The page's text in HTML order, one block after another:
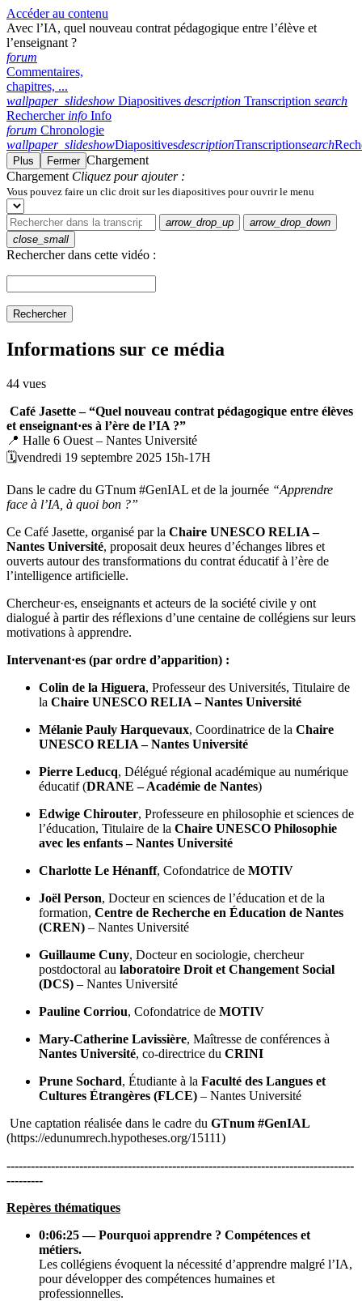
Accéder au contenu
Avec l’IA, quel nouveau contrat pédagogique entre l’élève et
l’enseignant ?
forum
Commentaires,
chapitres, ...
wallpaper_slideshow Diapositives description Transcription search
Rechercher info Info
forum Chronologie
wallpaper_slideshowDiapositivesdescriptionTranscriptionsearch
Plus Fermer Chargement
Chargement Cliquez pour ajouter :
Vous pouvez faire un clic droit sur les diapositives pour ouvrir le menu
arrow_drop_up
arrow_drop_down
close_small
Rechercher dans cette vidéo :
Rechercher
Informations sur ce média
44 vues
Café Jasette – “Quel nouveau contrat pédagogique entre élèves
et enseignant·es à l’ère de l’IA ?”
📍 Halle 6 Ouest – Nantes Université
🗓️vendredi 19 septembre 2025 15h-17H
Dans le cadre du GTnum #GenIAL et de la journée “Apprendre
face à l’IA, à quoi bon ?”
Ce Café Jasette, organisé par la Chaire UNESCO RELIA –
Nantes Université, proposait deux heures d’échanges libres et
ouverts autour des transformations du contrat éducatif à l’ère de
l’intelligence artificielle.
Chercheur·es, enseignants et acteurs de la société civile y ont
dialogué à partir des réflexions d’une centaine de collégiens sur leurs
motivations à apprendre.
Intervenant·es (par ordre d’apparition) :
Colin de la Higuera, Professeur des Universités, Titulaire de
la Chaire UNESCO RELIA – Nantes Université
Mélanie Pauly Harquevaux, Coordinatrice de la Chaire
UNESCO RELIA – Nantes Université
Pierre Leducq, Délégué régional académique au numérique
éducatif (DRANE – Académie de Nantes)
Edwige Chirouter, Professeure en philosophie et sciences de
l’éducation, Titulaire de la Chaire UNESCO Philosophie
avec les enfants – Nantes Université
Charlotte Le Hénanff, Cofondatrice de MOTIV
Joël Person, Docteur en sciences de l’éducation et de la
formation, Centre de Recherche en Éducation de Nantes
(CREN) – Nantes Université
Guillaume Cuny, Docteur en sociologie, chercheur
postdoctoral au laboratoire Droit et Changement Social
(DCS) – Nantes Université
Pauline Corriou, Cofondatrice de MOTIV
Mary-Catherine Lavissière, Maîtresse de conférences à
Nantes Université, co-directrice du CRINI
Prune Sochard, Étudiante à la Faculté des Langues et
Cultures Étrangères (FLCE) – Nantes Université
Une captation réalisée dans le cadre du GTnum #GenIAL
(https://edunumrech.hypotheses.org/15111)
--------------------------------------------------------------------------------------
---------
Repères thématiques
0:06:25 — Pourquoi apprendre ? Compétences et
métiers.
Les collégiens évoquent la nécessité d’apprendre malgré l’IA,
pour développer des compétences humaines et
professionnelles.